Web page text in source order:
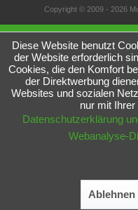
Copyright © 2009 - 2026
Diese Website benutzt
der Website erforderlich
Cookies, die den Komfort
der Direktwerbung
Websites und sozialen
nur mit
Datenschutzerklärung
Webanalyse-
Ablehnen